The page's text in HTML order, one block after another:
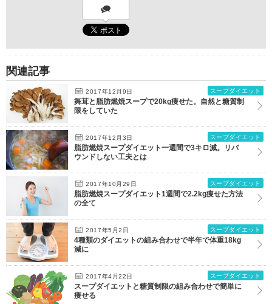
関連記事
2017年12月9日 スープダイエット
舞茸と脂肪燃焼スープで20kg痩せた。自然と糖質制
限をしていた
2017年12月3日 スープダイエット
脂肪燃焼スープダイエット一週間で3キロ減。リバ
ウンドしない工夫とは
2017年10月29日 スープダイエット
脂肪燃焼スープダイエット1週間で2.2kg痩せた方法
の全て
2017年5月2日 スープダイエット
4種類のダイエットの組み合わせで半年で体重18kg
減に
2017年4月22日 スープダイエット
スープダイエットと糖質制限の組み合わせで簡単に
痩せる